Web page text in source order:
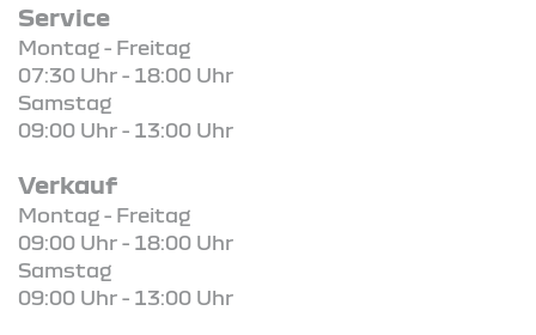
Service
Montag - Freitag
07:30 Uhr - 18:00 Uhr
Samstag
09:00 Uhr - 13:00 Uhr
Verkauf
Montag - Freitag
09:00 Uhr - 18:00 Uhr
Samstag
09:00 Uhr - 13:00 Uhr